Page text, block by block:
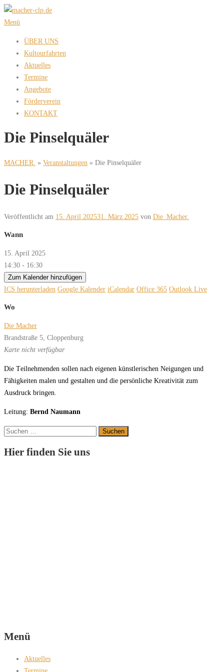
Zum
Inhalt
Menü
ÜBER UNS
Kultourfahrten
Aktuelles
Termine
Angebote
Förderverein
KONTAKT
Die Pinselquäler
MACHER. » Veranstaltungen » Die Pinselquäler
Die Pinselquäler
Veröffentlicht am 15. April 202531. März 2025 von Die_Macher.
Wann
15. April 2025
14:30 - 16:30
Zum Kalender hinzufügen
ICS herunterladen Google Kalender iCalendar Office 365 Outlook Live
Wo
Die Macher
Brandstraße 5, Cloppenburg
Karte nicht verfügbar
Die Teilnehmenden sollen nach eigenen künstlerischen Neigungen und
Fähigkeiten malen und gestalten und die persönliche Kreativität zum
Ausdruck bringen.
Leitung: Bernd Naumann
Suchen
Hier finden Sie uns
Menü
Aktuelles
Termine